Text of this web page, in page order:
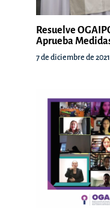
Resuelve
Aprueba
7 de diciembre de 2021